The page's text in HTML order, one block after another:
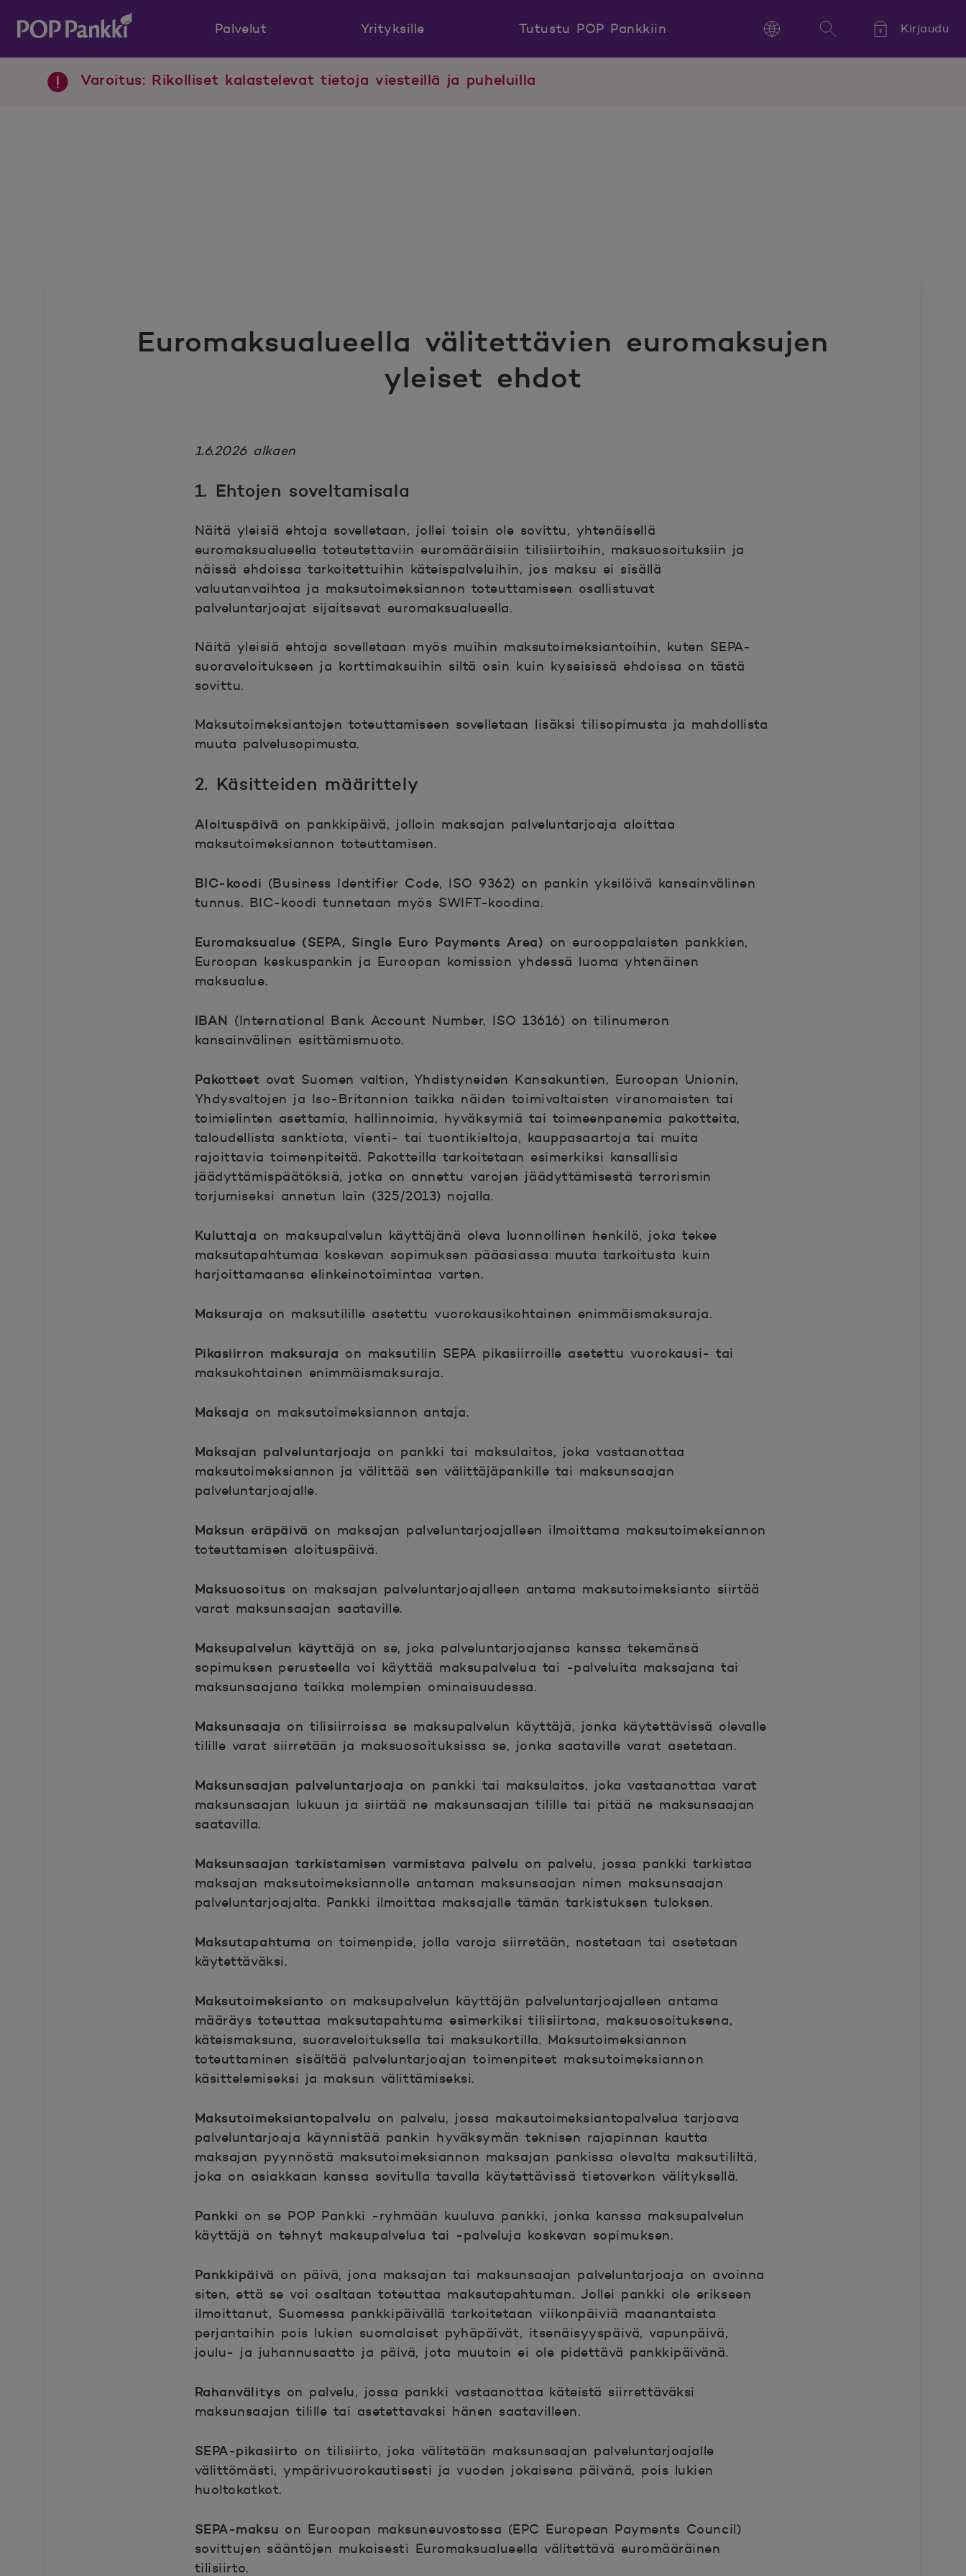
POP Pankki, etusivulle
Palvelut Yrityksille
Tutustu POP Pankkiin
Kieli,
Language Hae
Kirjaudu
Varoitus: Rikolliset kalastelevat tietoja viesteillä ja puheluilla
Euromaksualueella välitettävien euromaksujen
yleiset ehdot
1.6.2026 alkaen
1. Ehtojen soveltamisala
Näitä yleisiä ehtoja sovelletaan, jollei toisin ole sovittu, yhtenäisellä
euromaksualueella toteutettaviin euromääräisiin tilisiirtoihin, maksuosoituksiin ja
näissä ehdoissa tarkoitettuihin käteispalveluihin, jos maksu ei sisällä
valuutanvaihtoa ja maksutoimeksiannon toteuttamiseen osallistuvat
palveluntarjoajat sijaitsevat euromaksualueella.
Näitä yleisiä ehtoja sovelletaan myös muihin maksutoimeksiantoihin, kuten SEPA-
suoraveloitukseen ja korttimaksuihin siltä osin kuin kyseisissä ehdoissa on tästä
sovittu.
Maksutoimeksiantojen toteuttamiseen sovelletaan lisäksi tilisopimusta ja mahdollista
muuta palvelusopimusta.
2. Käsitteiden määrittely
Aloituspäivä on pankkipäivä, jolloin maksajan palveluntarjoaja aloittaa
maksutoimeksiannon toteuttamisen.
BIC-koodi (Business Identifier Code, ISO 9362) on pankin yksilöivä kansainvälinen
tunnus. BIC-koodi tunnetaan myös SWIFT-koodina.
Euromaksualue (SEPA, Single Euro Payments Area) on eurooppalaisten pankkien,
Euroopan keskuspankin ja Euroopan komission yhdessä luoma yhtenäinen
maksualue.
IBAN (International Bank Account Number, ISO 13616) on tilinumeron
kansainvälinen esittämismuoto.
Pakotteet ovat Suomen valtion, Yhdistyneiden Kansakuntien, Euroopan Unionin,
Yhdysvaltojen ja Iso-Britannian taikka näiden toimivaltaisten viranomaisten tai
toimielinten asettamia, hallinnoimia, hyväksymiä tai toimeenpanemia pakotteita,
taloudellista sanktiota, vienti- tai tuontikieltoja, kauppasaartoja tai muita
rajoittavia toimenpiteitä. Pakotteilla tarkoitetaan esimerkiksi kansallisia
jäädyttämispäätöksiä, jotka on annettu varojen jäädyttämisestä terrorismin
torjumiseksi annetun lain (325/2013) nojalla.
Kuluttaja on maksupalvelun käyttäjänä oleva luonnollinen henkilö, joka tekee
maksutapahtumaa koskevan sopimuksen pääasiassa muuta tarkoitusta kuin
harjoittamaansa elinkeinotoimintaa varten.
Maksuraja on maksutilille asetettu vuorokausikohtainen enimmäismaksuraja.
Pikasiirron maksuraja on maksutilin SEPA pikasiirroille asetettu vuorokausi- tai
maksukohtainen enimmäismaksuraja.
Maksaja on maksutoimeksiannon antaja.
Maksajan palveluntarjoaja on pankki tai maksulaitos, joka vastaanottaa
maksutoimeksiannon ja välittää sen välittäjäpankille tai maksunsaajan
palveluntarjoajalle.
Maksun eräpäivä on maksajan palveluntarjoajalleen ilmoittama maksutoimeksiannon
toteuttamisen aloituspäivä.
Maksuosoitus on maksajan palveluntarjoajalleen antama maksutoimeksianto siirtää
varat maksunsaajan saataville.
Maksupalvelun käyttäjä on se, joka palveluntarjoajansa kanssa tekemänsä
sopimuksen perusteella voi käyttää maksupalvelua tai -palveluita maksajana tai
maksunsaajana taikka molempien ominaisuudessa.
Maksunsaaja on tilisiirroissa se maksupalvelun käyttäjä, jonka käytettävissä olevalle
tilille varat siirretään ja maksuosoituksissa se, jonka saataville varat asetetaan.
Maksunsaajan palveluntarjoaja on pankki tai maksulaitos, joka vastaanottaa varat
maksunsaajan lukuun ja siirtää ne maksunsaajan tilille tai pitää ne maksunsaajan
saatavilla.
Maksunsaajan tarkistamisen varmistava palvelu on palvelu, jossa pankki tarkistaa
maksajan maksutoimeksiannolle antaman maksunsaajan nimen maksunsaajan
palveluntarjoajalta. Pankki ilmoittaa maksajalle tämän tarkistuksen tuloksen.
Maksutapahtuma on toimenpide, jolla varoja siirretään, nostetaan tai asetetaan
käytettäväksi.
Maksutoimeksianto on maksupalvelun käyttäjän palveluntarjoajalleen antama
määräys toteuttaa maksutapahtuma esimerkiksi tilisiirtona, maksuosoituksena,
käteismaksuna, suoraveloituksella tai maksukortilla. Maksutoimeksiannon
toteuttaminen sisältää palveluntarjoajan toimenpiteet maksutoimeksiannon
käsittelemiseksi ja maksun välittämiseksi.
Maksutoimeksiantopalvelu on palvelu, jossa maksutoimeksiantopalvelua tarjoava
palveluntarjoaja käynnistää pankin hyväksymän teknisen rajapinnan kautta
maksajan pyynnöstä maksutoimeksiannon maksajan pankissa olevalta maksutililtä,
joka on asiakkaan kanssa sovitulla tavalla käytettävissä tietoverkon välityksellä.
Pankki on se POP Pankki -ryhmään kuuluva pankki, jonka kanssa maksupalvelun
käyttäjä on tehnyt maksupalvelua tai -palveluja koskevan sopimuksen.
Pankkipäivä on päivä, jona maksajan tai maksunsaajan palveluntarjoaja on avoinna
siten, että se voi osaltaan toteuttaa maksutapahtuman. Jollei pankki ole erikseen
ilmoittanut, Suomessa pankkipäivällä tarkoitetaan viikonpäiviä maanantaista
perjantaihin pois lukien suomalaiset pyhäpäivät, itsenäisyyspäivä, vapunpäivä,
joulu- ja juhannusaatto ja päivä, jota muutoin ei ole pidettävä pankkipäivänä.
Rahanvälitys on palvelu, jossa pankki vastaanottaa käteistä siirrettäväksi
maksunsaajan tilille tai asetettavaksi hänen saatavilleen.
SEPA-pikasiirto on tilisiirto, joka välitetään maksunsaajan palveluntarjoajalle
välittömästi, ympärivuorokautisesti ja vuoden jokaisena päivänä, pois lukien
huoltokatkot.
SEPA-maksu on Euroopan maksuneuvostossa (EPC European Payments Council)
sovittujen sääntöjen mukaisesti Euromaksualueella välitettävä euromääräinen
tilisiirto.